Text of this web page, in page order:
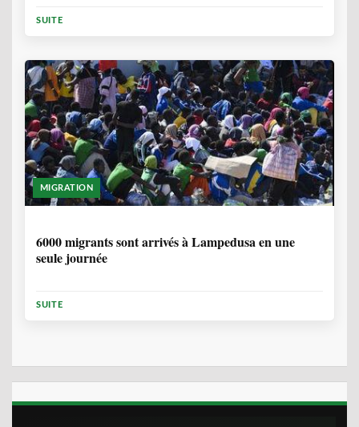
SUITE
MIGRATION
6000 migrants sont arrivés à Lampedusa en une
seule journée
SUITE